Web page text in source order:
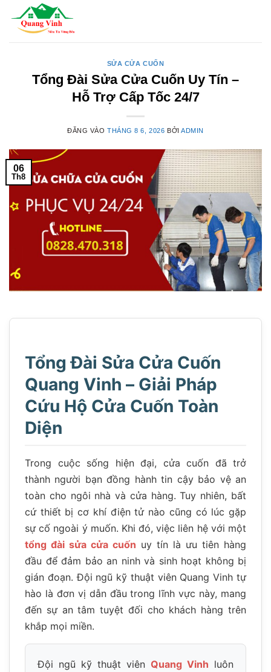
qua
SỬA CỬA CUỐN
Tổng Đài Sửa Cửa Cuốn Uy Tín –
Hỗ Trợ Cấp Tốc 24/7
ĐĂNG VÀO THÁNG 8 6, 2026 BỞIADMIN
06
Th8
Tổng Đài Sửa Cửa Cuốn
Quang Vinh – Giải Pháp
Cứu Hộ Cửa Cuốn Toàn
Diện
Trong cuộc sống hiện đại, cửa cuốn đã trở
thành người bạn đồng hành tin cậy bảo vệ an
toàn cho ngôi nhà và cửa hàng. Tuy nhiên, bất
cứ thiết bị cơ khí điện tử nào cũng có lúc gặp
sự cố ngoài ý muốn. Khi đó, việc liên hệ với một
tổng đài sửa cửa cuốn uy tín là ưu tiên hàng
đầu để đảm bảo an ninh và sinh hoạt không bị
gián đoạn. Đội ngũ kỹ thuật viên Quang Vinh tự
hào là đơn vị dẫn đầu trong lĩnh vực này, mang
đến sự an tâm tuyệt đối cho khách hàng trên
khắp mọi miền.
Đội ngũ kỹ thuật viên Quang Vinh luôn